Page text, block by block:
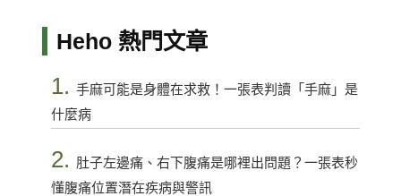
Heho 熱門文章
1. 手麻可能是身體在求救！一張表判讀「手麻」是
什麼病
2. 肚子左邊痛、右下腹痛是哪裡出問題？一張表秒
懂腹痛位置潛在疾病與警訊